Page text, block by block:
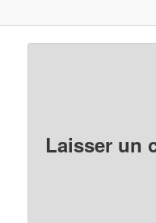
Laisser un